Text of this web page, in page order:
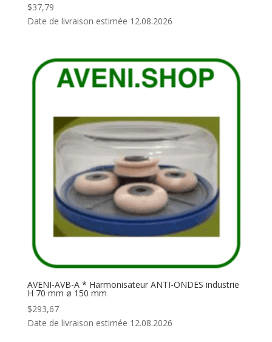
$37,79
Date de livraison estimée 12.08.2026
AVENI-AVB-A * Harmonisateur ANTI-ONDES industrie
H 70 mm ø 150 mm
$293,67
Date de livraison estimée 12.08.2026